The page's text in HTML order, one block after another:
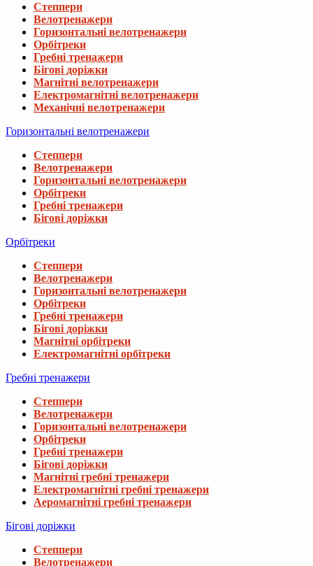
Степпери
Велотренажери
Горизонтальні велотренажери
Орбітреки
Гребні тренажери
Бігові доріжки
Магнітні велотренажери
Електромагнітні велотренажери
Механічні велотренажери
Горизонтальні велотренажери
Степпери
Велотренажери
Горизонтальні велотренажери
Орбітреки
Гребні тренажери
Бігові доріжки
Орбітреки
Степпери
Велотренажери
Горизонтальні велотренажери
Орбітреки
Гребні тренажери
Бігові доріжки
Магнітні орбітреки
Електромагнітні орбітреки
Гребні тренажери
Степпери
Велотренажери
Горизонтальні велотренажери
Орбітреки
Гребні тренажери
Бігові доріжки
Магнітні гребні тренажери
Електромагнітні гребні тренажери
Аеромагнітні гребні тренажери
Бігові доріжки
Степпери
Велотренажери